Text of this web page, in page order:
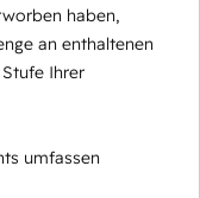
haben,
an enthaltenen
Ihrer
umfassen